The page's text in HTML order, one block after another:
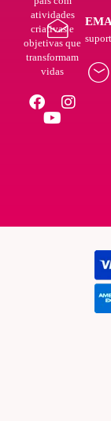
atividades
criativas e
objetivas que
transformam
vidas